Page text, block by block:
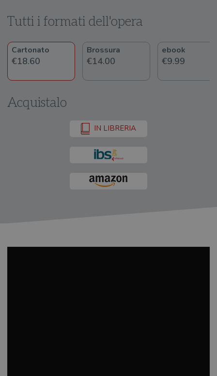
Tutti i formati dell'opera
Cartonato
€18.60
Brossura
€14.00
ebook
€9.99
Acquistalo
IN LIBRERIA